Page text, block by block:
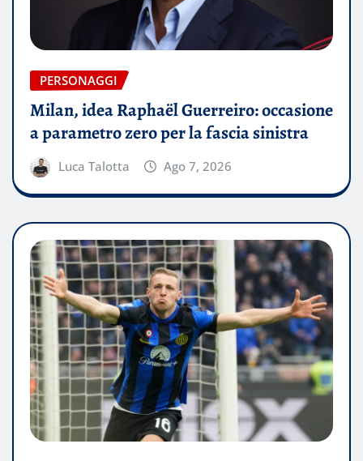
PERSONAGGI
Milan, idea Raphaël Guerreiro: occasione
a parametro zero per la fascia sinistra
Luca Talotta Ago 7, 2026